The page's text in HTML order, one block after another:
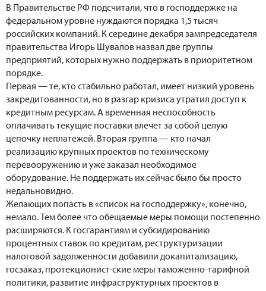
В Правительстве РФ подсчитали, что в господдержке на
федеральном уровне нуждаются порядка 1,5 тысяч
российских компаний. К середине декабря зампредседателя
правительства Игорь Шувалов назвал две группы
предприятий, которых нужно поддержать в приоритетном
порядке.
Первая — те, кто стабильно работал, имеет низкий уровень
закредитованности, но в разгар кризиса утратил доступ к
кредитным ресурсам. А временная неспособность
оплачивать текущие поставки влечет за собой целую
цепочку неплатежей. Вторая группа — кто начал
реализацию крупных проектов по техническому
перевооружению и уже заказал необходимое
оборудование. Не поддержать их сейчас было бы просто
недальновидно.
Желающих попасть в «список на господдержку», конечно,
немало. Тем более что обещаемые меры помощи постепенно
расширяются. К госгарантиям и субсидированию
процентных ставок по кредитам, реструктуризации
налоговой задолженности добавили докапитализацию,
госзаказ, протекционист-ские меры таможенно-тарифной
политики, развитие инфраструктурных проектов в